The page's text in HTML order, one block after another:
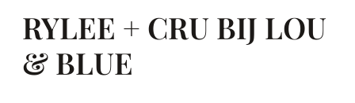
RYLEE + CRU BIJ LOU
& BLUE